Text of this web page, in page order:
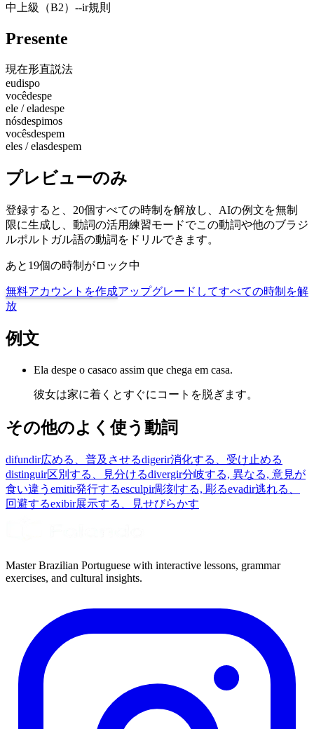
中上級（B2） --ir規則
Presente
現在形直説法
eudispo
vocêdespe
ele / eladespe
nósdespimos
vocêsdespem
eles / elasdespem
プレビューのみ
登録すると、20個すべての時制を解放し、AIの例文を無制
限に生成し、動詞の活用練習モードでこの動詞や他のブラジ
ルポルトガル語の動詞をドリルできます。
あと19個の時制がロック中
無料アカウントを作成アップグレードしてすべての時制を解
放
例文
Ela despe o casaco assim que chega em casa.
彼女は家に着くとすぐにコートを脱ぎます。
その他のよく使う動詞
difundir広める、普及させるdigerir消化する、受け止める
distinguir区別する、見分けるdivergir分岐する, 異なる, 意見が
食い違う emitir発行するesculpir彫刻する, 彫るevadir逃れる、
回避するexibir展示する、見せびらかす
Master Brazilian Portuguese with interactive lessons, grammar
exercises, and cultural insights.